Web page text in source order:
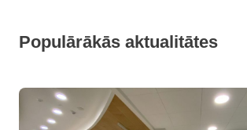
Populārākās aktualitātes